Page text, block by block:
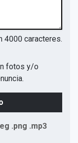
4000 caracteres.
fotos y/o
.png .mp3